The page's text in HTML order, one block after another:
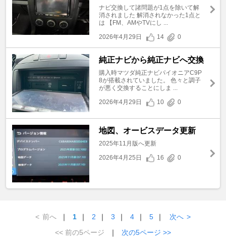
ナビ交換して諸問題が1点を除いて解
消されました 解消されなかった1点と
は 【FM、AMやTVにし ...
2026年4月29日
14 0
純正ナビから純正ナビへ交換
購入時マツダ純正ナビパイオニアC9P
8が搭載されていました。 色々と調子
が悪く交換することにしま ...
2026年4月29日
10 0
地図、オービスデータ更新
2025年11月版へ更新
2026年4月25日
16 0
< 前へ ｜ 1 ｜ 2 ｜ 3 ｜ 4 ｜ 5 ｜ 次へ >
<< 前の5ページ
｜ 次の5ページ >>